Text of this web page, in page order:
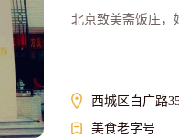
北京致美斋饭庄，
西城区白广路
美食老字号